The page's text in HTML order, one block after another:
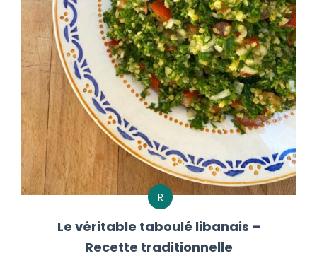
R
Le véritable taboulé libanais –
Recette traditionnelle